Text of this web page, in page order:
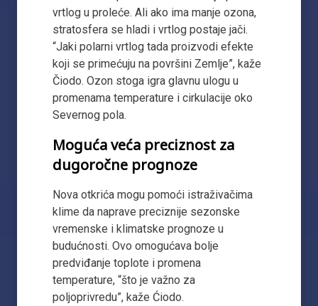
vrtlog u proleće. Ali ako ima manje ozona,
stratosfera se hladi i vrtlog postaje jači.
“Jaki polarni vrtlog tada proizvodi efekte
koji se primećuju na površini Zemlje”, kaže
Čiodo. Ozon stoga igra glavnu ulogu u
promenama temperature i cirkulacije oko
Severnog pola.
Moguća veća preciznost za
dugoročne prognoze
Nova otkrića mogu pomoći istraživačima
klime da naprave preciznije sezonske
vremenske i klimatske prognoze u
budućnosti. Ovo omogućava bolje
predviđanje toplote i promena
temperature, “što je važno za
poljoprivredu”, kaže Ćiodo.